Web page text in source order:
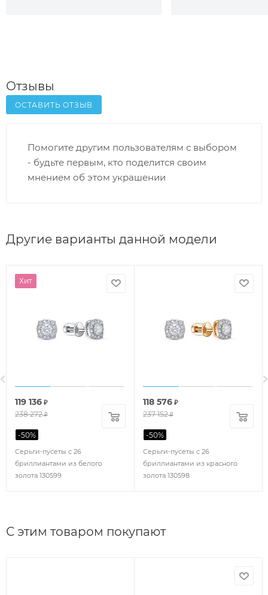
Отзывы
ОСТАВИТЬ ОТЗЫВ
Помогите другим пользователям с выбором
- будьте первым, кто поделится своим
мнением об этом украшении
Другие варианты данной модели
Хит
Серьги-пусеты с 26
бриллиантами из белого
золота 130599
119 136 ₽
238 272₽
-50%
Серьги-пусеты с 26
бриллиантами из красного
золота 130598
118 576 ₽
237 152₽
-50%
С этим товаром покупают